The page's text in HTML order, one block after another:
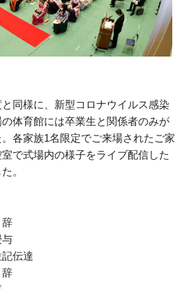
同様に、新型コロナウイルス感染
体育館には卒業生と関係者のみが
各家族1名限定でご来場されたご家
で式場内の様子をライブ配信した
。
与
伝達